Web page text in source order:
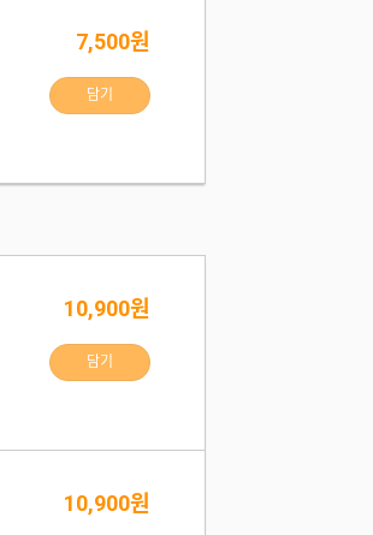
7,500원
담기
10,900원
담기
10,900원